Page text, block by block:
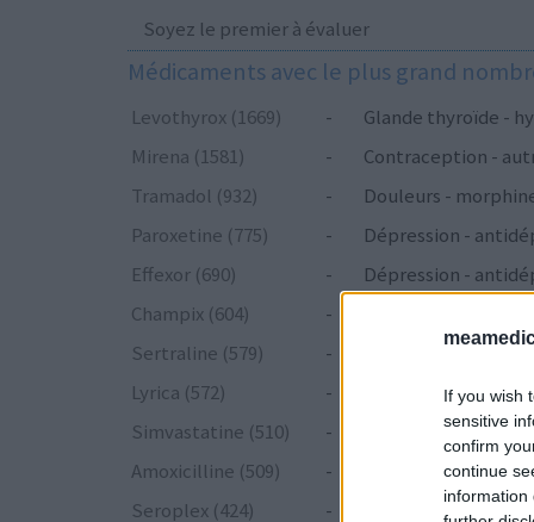
If you wish
sensitive
confirm
continue
information
Soyez le premier à évaluer
Médicaments avec le plus grand
Levothyrox (1669) -
Glande thyroïde -
Mirena (1581)
-
Contraception -
Tramadol (932)
-
Douleurs -
Paroxetine (775)
-
Dépression -
Effexor (690)
-
Dépression -
Champix (604)
-
Sertraline (579)
-
Dépression -
Lyrica (572)
-
Simvastatine (510)
-
Cholestérol
Amoxicilline (509)
-
Antibiotiques -
Seroplex (424)
-
Dépression -